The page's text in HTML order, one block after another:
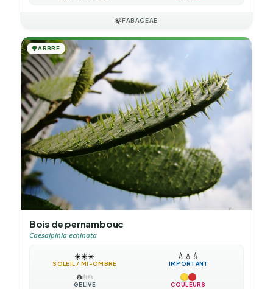
🍃FABACEAE
🌳ARBRE
Bois de pernambouc
Caesalpinia echinata
☀️☀️☀️
SOLEIL / MI-OMBRE
💧 💧 💧
IMPORTANT
❄️❄️❄️
GÉLIVE COULEURS